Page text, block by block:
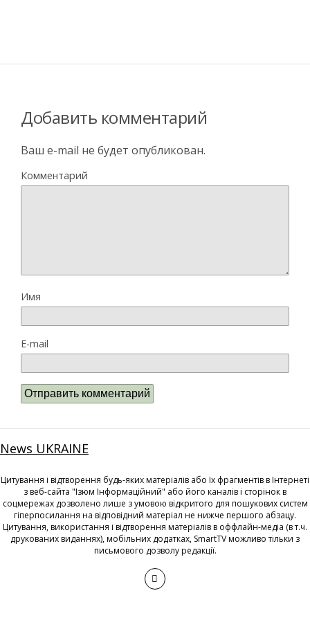
Добавить комментарий
Ваш e-mail не будет опубликован.
Комментарий
Имя
E-mail
News UKRAINE
Цитування і відтворення будь-яких матеріалів або їх фрагментів в Інтернеті
з веб-сайта "Ізюм Інформаційний" або його каналів і сторінок в
соцмережах дозволено лише з умовою відкритого для пошукових систем
гіперпосилання на відповідний матеріал не нижче першого абзацу.
Цитування, використання і відтворення матеріалів в оффлайн-медіа (в т.ч.
друкованих виданнях), мобільних додатках, SmartTV можливо тільки з
письмового дозволу редакції.